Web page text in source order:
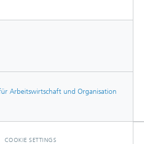
Arbeitswirtschaft und Organisation
COOKIE SETTINGS